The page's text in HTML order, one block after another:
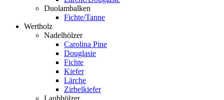
Duolambalken
Fichte/Tanne
Wertholz
Nadelhölzer
Carolina Pine
Douglasie
Fichte
Kiefer
Lärche
Zirbelkiefer
Laubhölzer